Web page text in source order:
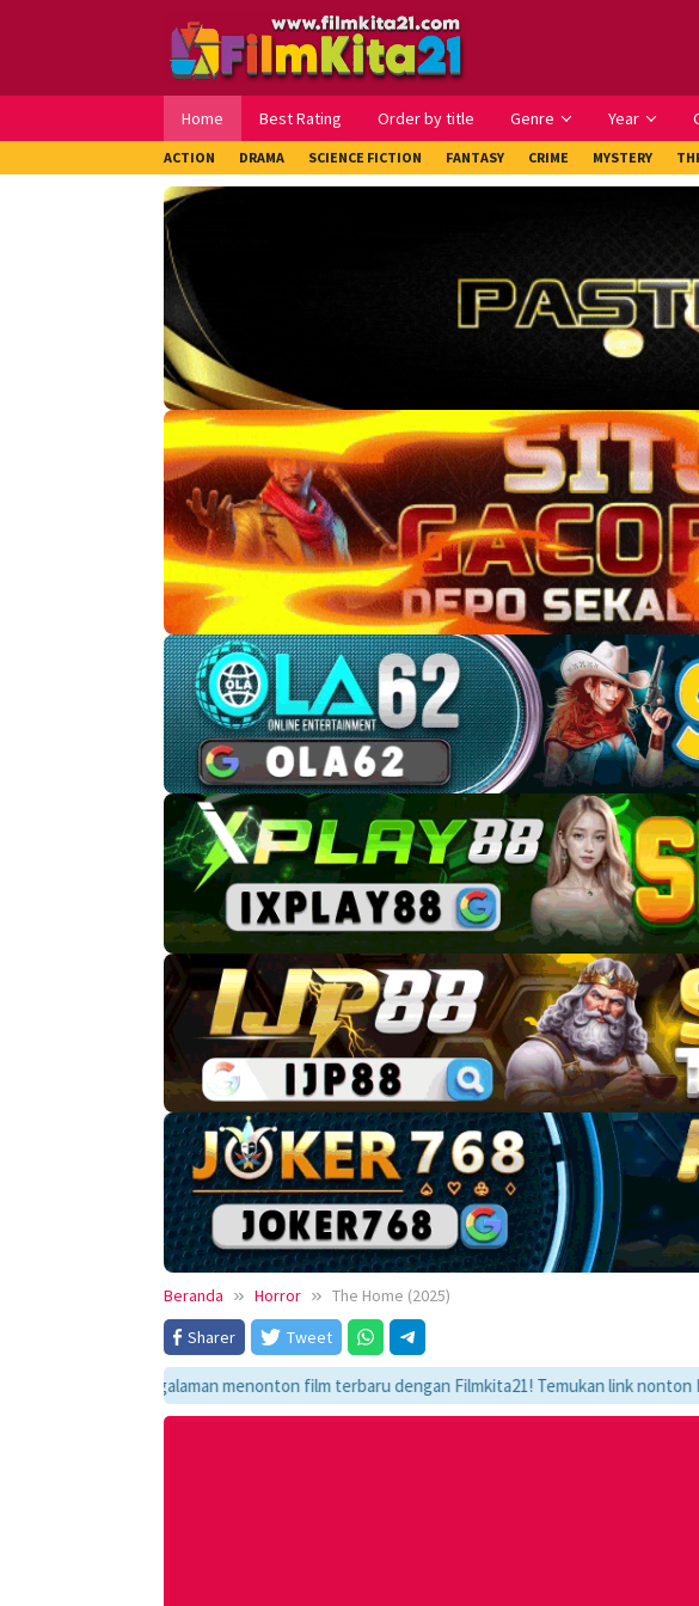
Home Best Rating Order by title Genre Year
ACTION DRAMA SCIENCE FICTION FANTASY CRIME MYSTERY
Beranda Horror
The Home (2025)
Sharer
Tweet
pengalaman menonton film terbaru dengan Filmkita21! Temukan link nonton LK21 &